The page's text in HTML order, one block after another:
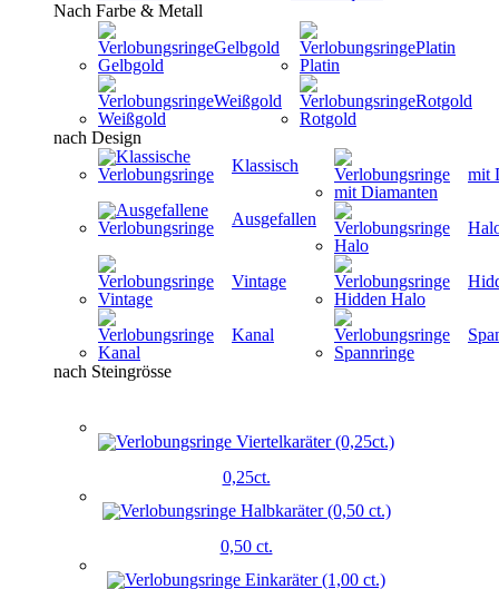
Nach Farbe & Metall
Gelbgold
Platin
Weißgold
Rotgold
nach Design
Klassisch
mit
Ausgefallen
Vintage
Kanal
nach Steingrösse
0,25ct.
0,50 ct.